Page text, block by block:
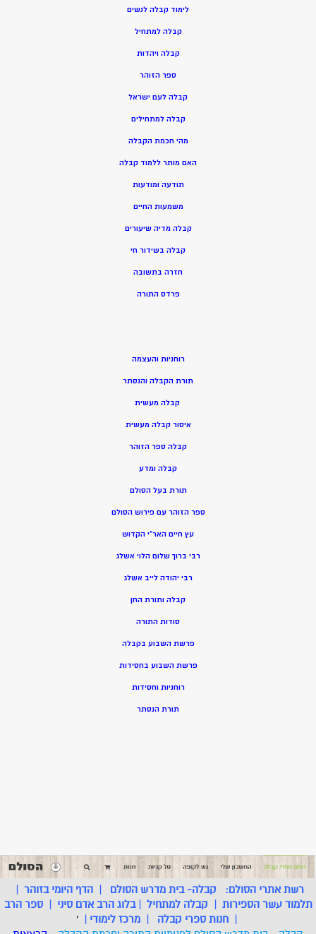
לימוד קבלה לנשים
קבלה למתחיל
קבלה ויהדות
ספר הזוהר
קבלה לעם ישראל
קבלה למתחילים
מהי חכמת הקבלה
האם מותר ללמוד קבלה
תודעה ומודעות
משמעות החיים
קבלה מדיה שיעורים
קבלה בשידור חי
חזרה בתשובה
פרדס התורה
רוחניות והעצמה
תורת הקבלה והנסתר
קבלה מעשית
איסור קבלה מעשית
קבלה ספר הזוהר
קבלה ומדע
תורת בעל הסולם
ספר הזוהר עם פירוש הסולם
עץ חיים האר”י הקדוש
רבי ברוך שלום הלוי אשלג
רבי יהודה לייב אשלג
קבלה ותורת החן
סודות התורה
פרשת השבוע בקבלה
פרשת השבוע בחסידות
רוחניות וחסידות
תורת הנסתר
רשת אתרי הסולם: קבלה- בית מדרש הסולם |הדף היומי בזוהר |
תלמוד עשר הספירות | קבלה למתחיל |בלוג הרב אדם סיני |ספר הרב
| חנות ספרי קבלה | מרכז לימודי |
'